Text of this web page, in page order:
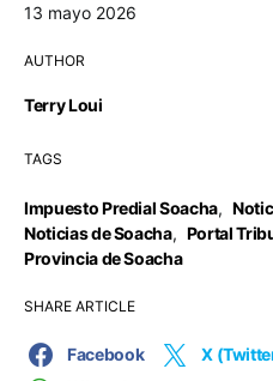
13 mayo 2026
AUTHOR
Terry Loui
TAGS
Impuesto Predial Soacha,
Noticias de Soacha, Portal
Provincia de Soacha
SHARE ARTICLE
Facebook X